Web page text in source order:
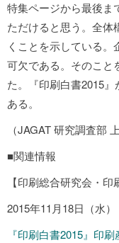
特集ページから最後ま
ただけると思う。全体
くことを示している
可欠である。そのこと
た。『印刷白書2015
ある。
（JAGAT 研究調査部
■関連情報
【印刷総合研究会・印
2015年11月18日（水）
『印刷白書2015』印